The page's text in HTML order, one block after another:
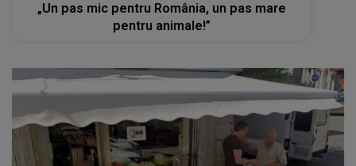
„Un pas mic pentru România, un pas mare
pentru animale!”